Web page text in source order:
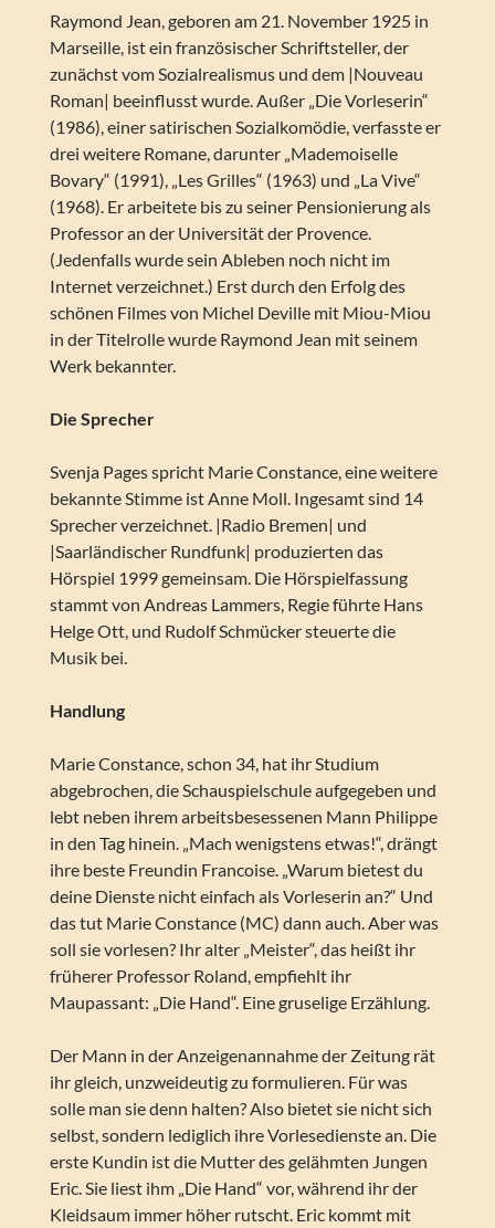
Raymond Jean, geboren am 21. November 1925 in
Marseille, ist ein französischer Schriftsteller, der
zunächst vom Sozialrealismus und dem |Nouveau
Roman| beeinflusst wurde. Außer „Die Vorleserin“
(1986), einer satirischen Sozialkomödie, verfasste er
drei weitere Romane, darunter „Mademoiselle
Bovary“ (1991), „Les Grilles“ (1963) und „La Vive“
(1968). Er arbeitete bis zu seiner Pensionierung als
Professor an der Universität der Provence.
(Jedenfalls wurde sein Ableben noch nicht im
Internet verzeichnet.) Erst durch den Erfolg des
schönen Filmes von Michel Deville mit Miou-Miou
in der Titelrolle wurde Raymond Jean mit seinem
Werk bekannter.
Die Sprecher
Svenja Pages spricht Marie Constance, eine weitere
bekannte Stimme ist Anne Moll. Ingesamt sind 14
Sprecher verzeichnet. |Radio Bremen| und
|Saarländischer Rundfunk| produzierten das
Hörspiel 1999 gemeinsam. Die Hörspielfassung
stammt von Andreas Lammers, Regie führte Hans
Helge Ott, und Rudolf Schmücker steuerte die
Musik bei.
Handlung
Marie Constance, schon 34, hat ihr Studium
abgebrochen, die Schauspielschule aufgegeben und
lebt neben ihrem arbeitsbesessenen Mann Philippe
in den Tag hinein. „Mach wenigstens etwas!“, drängt
ihre beste Freundin Francoise. „Warum bietest du
deine Dienste nicht einfach als Vorleserin an?“ Und
das tut Marie Constance (MC) dann auch. Aber was
soll sie vorlesen? Ihr alter „Meister“, das heißt ihr
früherer Professor Roland, empfiehlt ihr
Maupassant: „Die Hand“. Eine gruselige Erzählung.
Der Mann in der Anzeigenannahme der Zeitung rät
ihr gleich, unzweideutig zu formulieren. Für was
solle man sie denn halten? Also bietet sie nicht sich
selbst, sondern lediglich ihre Vorlesedienste an. Die
erste Kundin ist die Mutter des gelähmten Jungen
Eric. Sie liest ihm „Die Hand“ vor, während ihr der
Kleidsaum immer höher rutscht. Eric kommt mit